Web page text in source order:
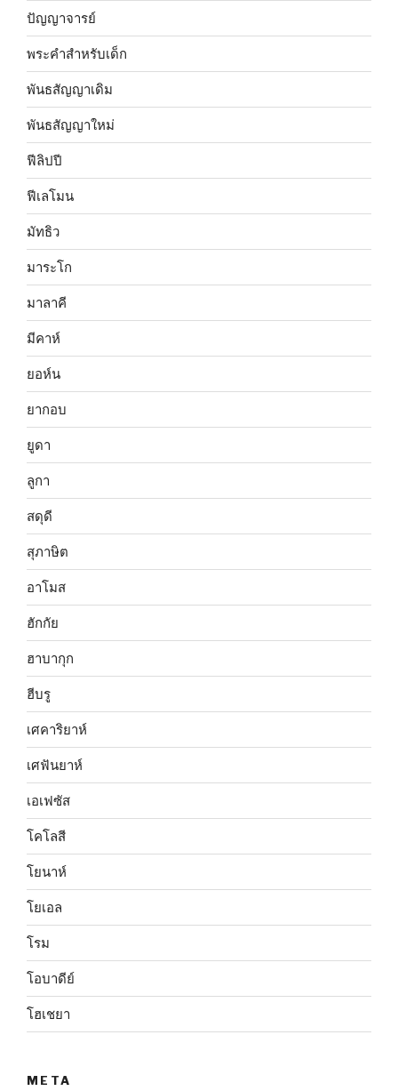
ปัญญาจารย์
พระคำสำหรับเด็ก
พันธสัญญาเดิม
พันธสัญญาใหม่
ฟีลิปปี
ฟีเลโมน
มัทธิว
มาระโก
มาลาคี
มีคาห์
ยอห์น
ยากอบ
ยูดา
ลูกา
สดุดี
สุภาษิต
อาโมส
ฮักกัย
ฮาบากุก
ฮีบรู
เศคาริยาห์
เศฟันยาห์
เอเฟซัส
โคโลสี
โยนาห์
โยเอล
โรม
โอบาดีย์
โฮเชยา
META